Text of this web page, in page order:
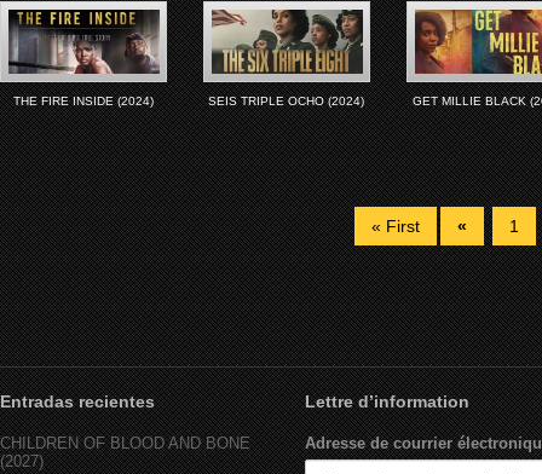
THE FIRE INSIDE (2024) SEIS TRIPLE OCHO (2024) GET MILLIE BLACK
« First « 1
Entradas recientes
CHILDREN OF BLOOD AND BONE
(2027)
Lettre d’information
Adresse de courrier